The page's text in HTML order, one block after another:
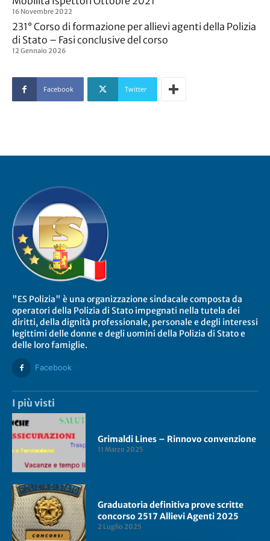
16 Novembre 2022
231° Corso di formazione per allievi agenti della Polizia
di Stato – Fasi conclusive del corso
12 Gennaio 2026
Facebook Twitter
"ES Polizia" è una organizzazione sindacale composta da
operatori della Polizia di Stato impegnati nella tutela dei
diritti, della dignità professionale, personale e degli interessi
legittimi delle donne e degli uomini della Polizia di Stato e
delle loro famiglie.
Facebook
I più visti
Grimaldi Lines – Rinnovo convenzione
11 Marzo 2025
Graduatoria definitiva prove scritte
concorso 2517 Allievi Agenti 2025
2 Luglio 2025